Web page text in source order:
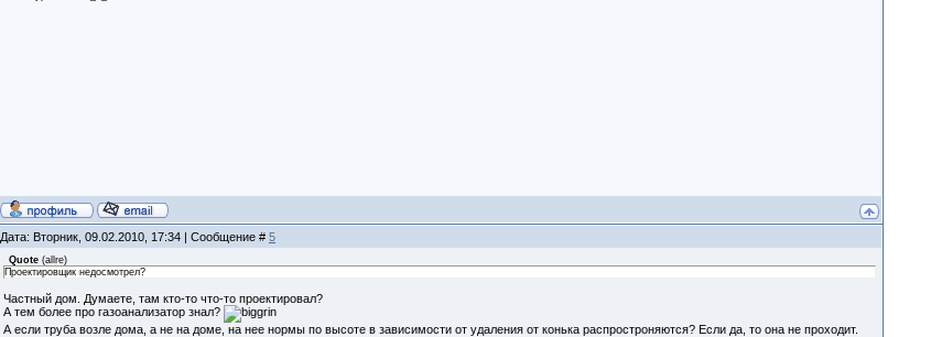
Дата: Вторник, 09.02.2010, 17:34 | Сообщение # 5
Quote(allre)
Проектировщик недосмотрел?
Частный дом. Думаете, там кто-то что-то проектировал?
А тем более про газоанализатор знал?
А если труба возле дома, а не на доме, на нее нормы по высоте в зависимости от удаления от конька распростроняются? Если да, то она не проходит.